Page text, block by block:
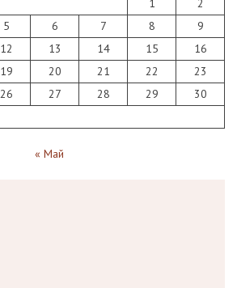
5 6 7 8
9
12 13 14 15
16
19 20 21 22
23
26 27 28 29
30
« Май